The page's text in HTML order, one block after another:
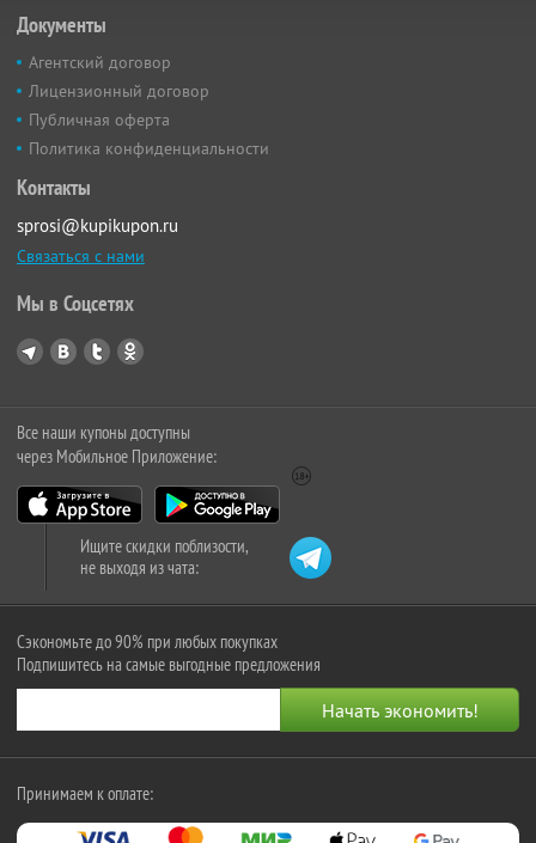
Документы
Агентский договор
Лицензионный договор
Публичная оферта
Политика конфиденциальности
Контакты
sprosi@kupikupon.ru
Связаться с нами
Мы в Соцсетях
Все наши купоны доступны
через Мобильное Приложение:
Ищите скидки поблизости,
не выходя из чата:
Сэкономьте до 90% при любых покупках
Подпишитесь на самые выгодные предложения
Принимаем к оплате: